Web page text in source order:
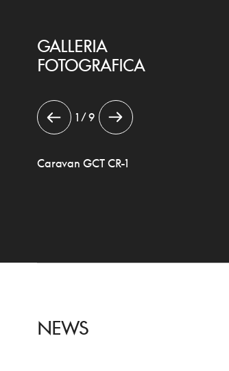
GALLERIA
FOTOGRAFICA
1 / 9
Caravan GCT CR-1
NEWS